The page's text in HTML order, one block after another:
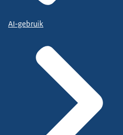
AI-gebruik